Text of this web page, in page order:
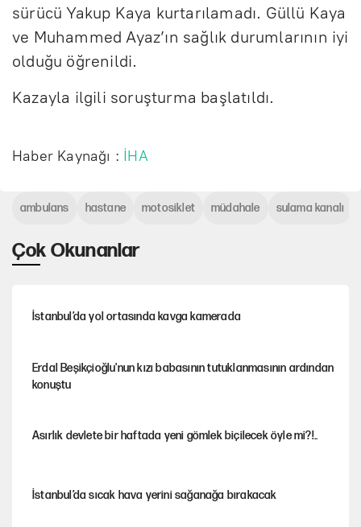
sürücü Yakup Kaya kurtarılamadı. Güllü Kaya
ve Muhammed Ayaz’ın sağlık durumlarının iyi
olduğu öğrenildi.
Kazayla ilgili soruşturma başlatıldı.
Haber Kaynağı : İHA
Çok Okunanlar
İstanbul’da yol ortasında kavga kamerada
Erdal Beşikçioğlu'nun kızı babasının tutuklanmasının ardından
konuştu
Asırlık devlete bir haftada yeni gömlek biçilecek öyle mi?!..
İstanbul’da sıcak hava yerini sağanağa bırakacak
ambulans hastane motosiklet müdahale sulama kanalı